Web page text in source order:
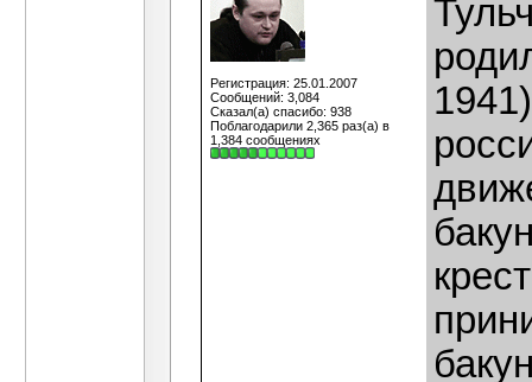
Регистрация: 25.01.2007
Сообщений: 3,084
Сказал(а) спасибо: 938
Поблагодарили 2,365 раз(а) в
1,384 сообщениях